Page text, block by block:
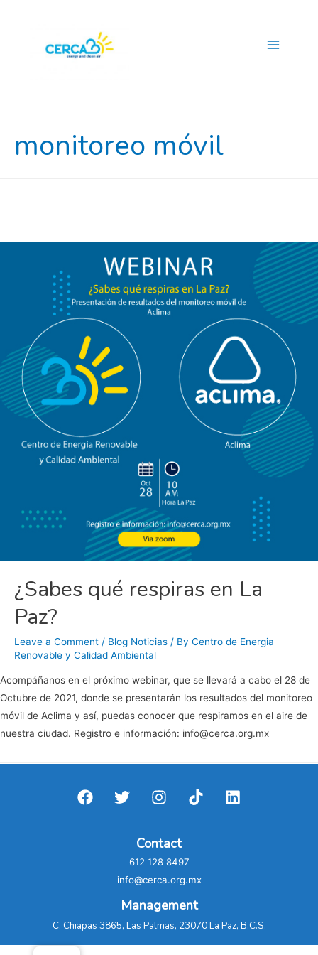
monitoreo móvil
¿Sabes qué respiras en La
Paz?
Leave a Comment / Blog Noticias / By Centro de Energia
Renovable y Calidad Ambiental
Acompáñanos en el próximo webinar, que se llevará a cabo el 28 de
Octubre de 2021, donde se presentarán los resultados del monitoreo
móvil de Aclima y así, puedas conocer que respiramos en el aire de
nuestra ciudad. Registro e información: info@cerca.org.mx
Contact
612 128 8497
info@cerca.org.mx
Management
C. Chiapas 3865, Las Palmas, 23070 La Paz, B.C.S.